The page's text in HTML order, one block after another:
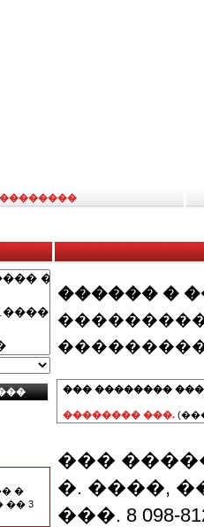
�
3
������ �
��� ��������
�������� ���.
���
�. ����,
���. 8 098-